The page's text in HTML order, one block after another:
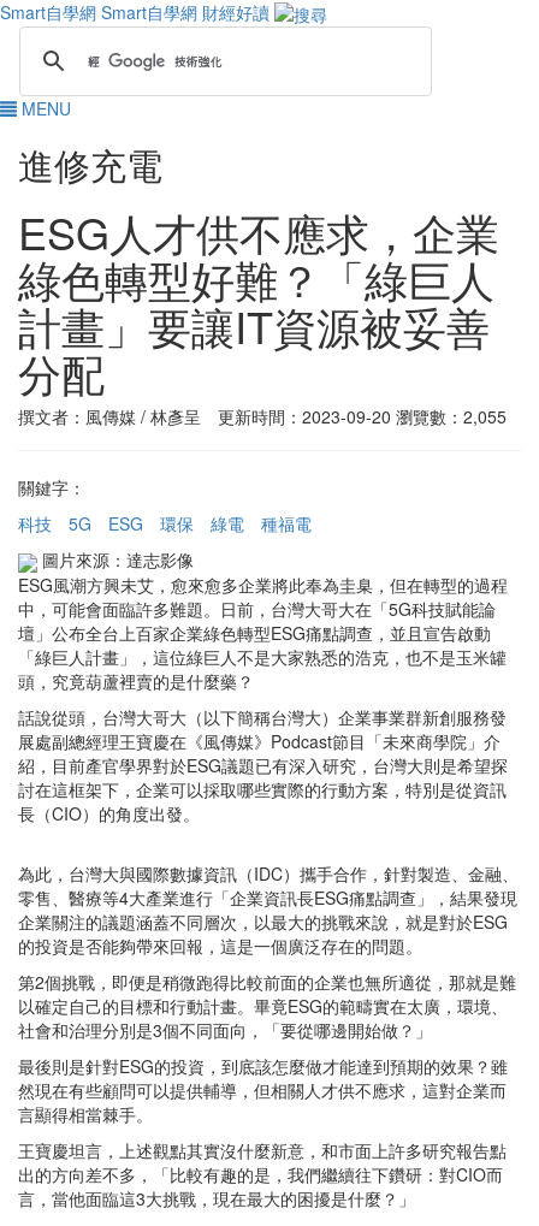
Smart自學網 Smart自學網 財經好讀
MENU
進修充電
ESG人才供不應求，企業
綠色轉型好難？「綠巨人
計畫」要讓IT資源被妥善
分配
撰文者：風傳媒 / 林彥呈 更新時間：2023-09-20 瀏覽數：2,055
關鍵字：
科技
5G ESG 環保 綠電
種福電
圖片來源：達志影像
ESG風潮方興未艾，愈來愈多企業將此奉為圭臬，但在轉型的過程
中，可能會面臨許多難題。日前，台灣大哥大在「5G科技賦能論
壇」公布全台上百家企業綠色轉型ESG痛點調查，並且宣告啟動
「綠巨人計畫」，這位綠巨人不是大家熟悉的浩克，也不是玉米罐
頭，究竟葫蘆裡賣的是什麼藥？
話說從頭，台灣大哥大（以下簡稱台灣大）企業事業群新創服務發
展處副總經理王寶慶在《風傳媒》Podcast節目「未來商學院」介
紹，目前產官學界對於ESG議題已有深入研究，台灣大則是希望探
討在這框架下，企業可以採取哪些實際的行動方案，特別是從資訊
長（CIO）的角度出發。
為此，台灣大與國際數據資訊（IDC）攜手合作，針對製造、金融、
零售、醫療等4大產業進行「企業資訊長ESG痛點調查」，結果發現
企業關注的議題涵蓋不同層次，以最大的挑戰來說，就是對於ESG
的投資是否能夠帶來回報，這是一個廣泛存在的問題。
第2個挑戰，即便是稍微跑得比較前面的企業也無所適從，那就是難
以確定自己的目標和行動計畫。畢竟ESG的範疇實在太廣，環境、
社會和治理分別是3個不同面向，「要從哪邊開始做？」
最後則是針對ESG的投資，到底該怎麼做才能達到預期的效果？雖
然現在有些顧問可以提供輔導，但相關人才供不應求，這對企業而
言顯得相當棘手。
王寶慶坦言，上述觀點其實沒什麼新意，和市面上許多研究報告點
出的方向差不多，「比較有趣的是，我們繼續往下鑽研：對CIO而
言，當他面臨這3大挑戰，現在最大的困擾是什麼？」